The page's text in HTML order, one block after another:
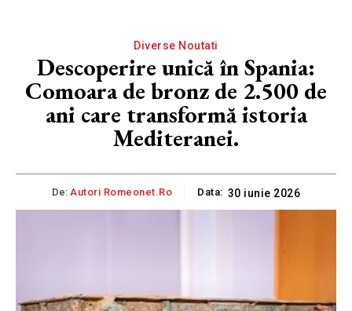
Diverse Noutati
Descoperire unică în Spania:
Comoara de bronz de 2.500 de
ani care transformă istoria
Mediteranei.
De: Autori Romeonet.ro Data: 30 iunie 2026